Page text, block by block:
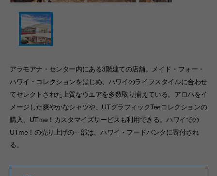
アラモアナ・センター内にある3階建ての店舗。メイド・フォー・
ハワイ・コレクションをはじめ、ハワイのライフスタイルに合わせ
てセレクトされた上質なウエアを多数取り揃えている。アロハをイ
メージした爽やかなシャツや、UTグラフィックTeeコレクションの
購入、UTme！カスタマイズサービスも利用できる。ハワイでの
UTme！の売り上げの一部は、ハワイ・フードバンクに寄付され
る。